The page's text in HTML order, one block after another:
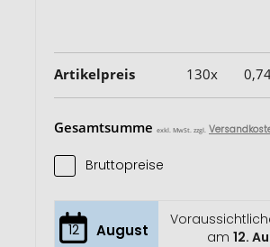
Artikelpreis 130x
Gesamtsumme exkl. MwSt. zzgl.
Bruttopreise
12 August
am12.